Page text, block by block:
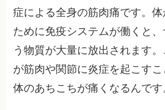
症による全身の筋肉痛です。
ために免疫システムが働くと
う物質が大量に放出されます
が筋肉や関節に炎症を起こす
体のあちこちが痛くなるんです